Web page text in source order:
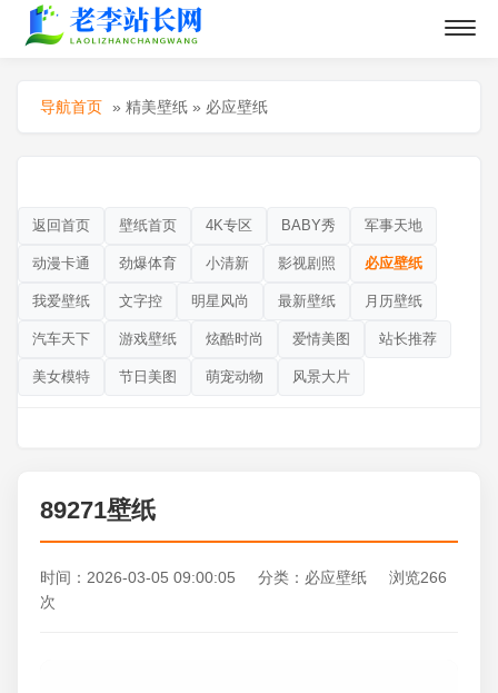
导航首页 » 精美壁纸 » 必应壁纸
返回首页 壁纸首页 4K专区 BABY秀 军事天地
动漫卡通 劲爆体育 小清新 影视剧照 必应壁纸
我爱壁纸 文字控 明星风尚 最新壁纸 月历壁纸
汽车天下 游戏壁纸 炫酷时尚 爱情美图 站长推荐
美女模特 节日美图 萌宠动物 风景大片
89271壁纸
时间：2026-03-05 09:00:05 分类：必应壁纸 浏览266
次